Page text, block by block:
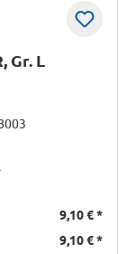
Gr. L
9,10 €*
9,10 €*